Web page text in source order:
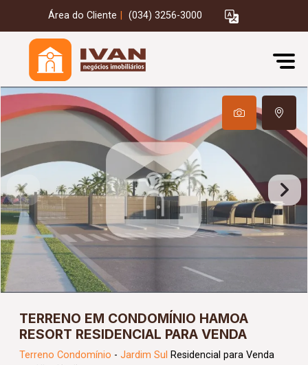
Área do Cliente (034) 3256-3000
TERRENO EM CONDOMÍNIO HAMOA
RESORT RESIDENCIAL PARA VENDA
Terreno Condomínio - Jardim Sul Residencial para Venda